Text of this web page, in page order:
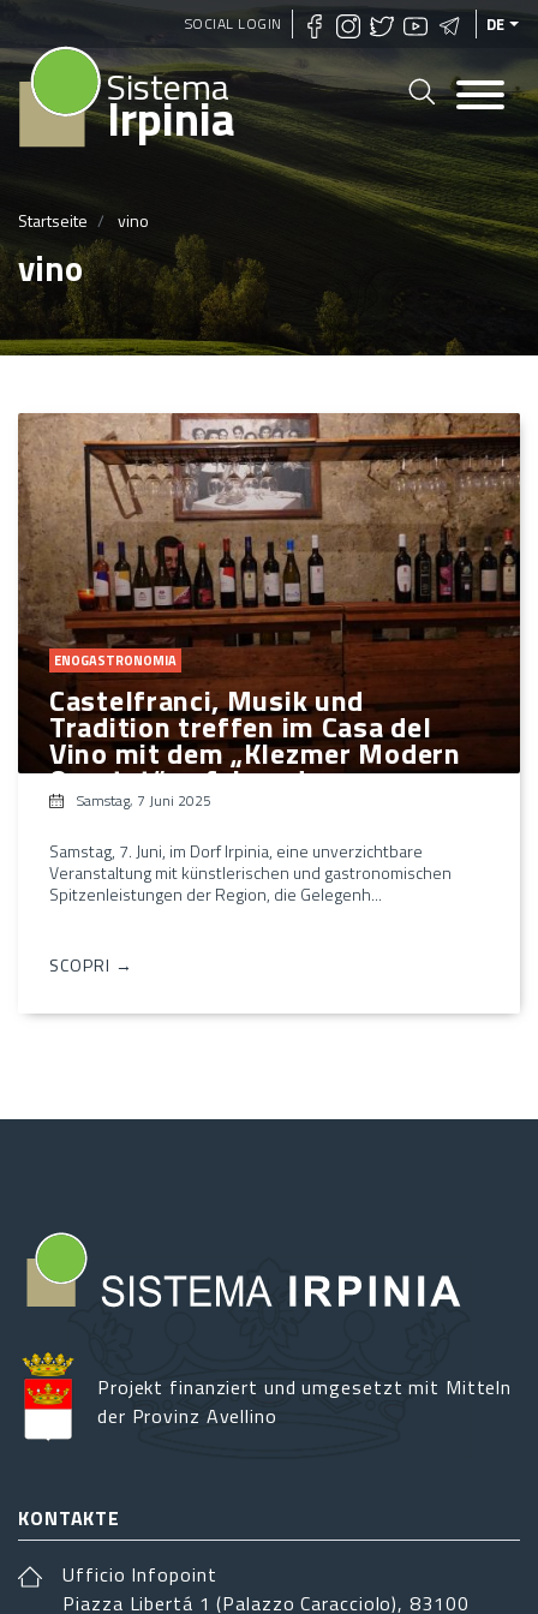
Direkt
zum
Inhalt
SOCIAL LOGIN DE
Sistema
Irpinia
Startseite vino
vino
ENOGASTRONOMIA
Castelfranci, Musik und
Tradition treffen im Casa del
Vino mit dem „Klezmer Modern
Quartet“ aufeinander
Samstag, 7 Juni 2025
Samstag, 7. Juni, im Dorf Irpinia, eine unverzichtbare
Veranstaltung mit künstlerischen und gastronomischen
Spitzenleistungen der Region, die Gelegenh...
SCOPRI →
Projekt finanziert und umgesetzt mit Mitteln
der Provinz Avellino
KONTAKTE
Ufficio Infopoint
Piazza Libertá 1 (Palazzo Caracciolo), 83100